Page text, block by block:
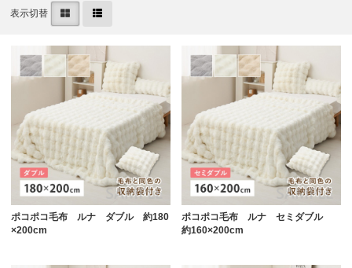
表示切替
ポコポコ毛布 ルナ ダブル 約180
×200cm
ポコポコ毛布 ルナ セミダブル
約160×200cm